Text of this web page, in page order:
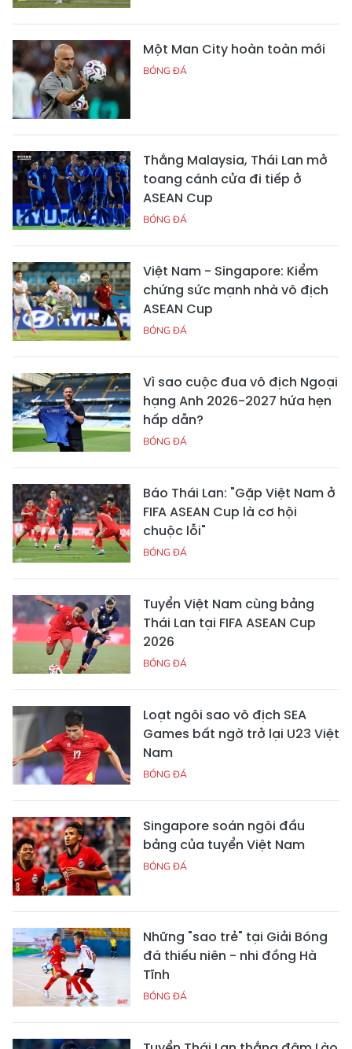
Một Man City hoàn toàn mới
BÓNG ĐÁ
Thắng Malaysia, Thái Lan mở
toang cánh cửa đi tiếp ở
ASEAN Cup
BÓNG ĐÁ
Việt Nam - Singapore: Kiểm
chứng sức mạnh nhà vô địch
ASEAN Cup
BÓNG ĐÁ
Vì sao cuộc đua vô địch Ngoại
hạng Anh 2026-2027 hứa hẹn
hấp dẫn?
BÓNG ĐÁ
Báo Thái Lan: "Gặp Việt Nam ở
FIFA ASEAN Cup là cơ hội
chuộc lỗi"
BÓNG ĐÁ
Tuyển Việt Nam cùng bảng
Thái Lan tại FIFA ASEAN Cup
2026
BÓNG ĐÁ
Loạt ngôi sao vô địch SEA
Games bất ngờ trở lại U23 Việt
Nam
BÓNG ĐÁ
Singapore soán ngôi đầu
bảng của tuyển Việt Nam
BÓNG ĐÁ
Những "sao trẻ" tại Giải Bóng
đá thiếu niên - nhi đồng Hà
Tĩnh
BÓNG ĐÁ